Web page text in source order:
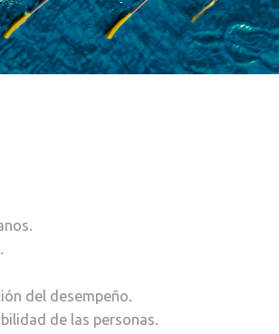
del desempeño.
de las personas.